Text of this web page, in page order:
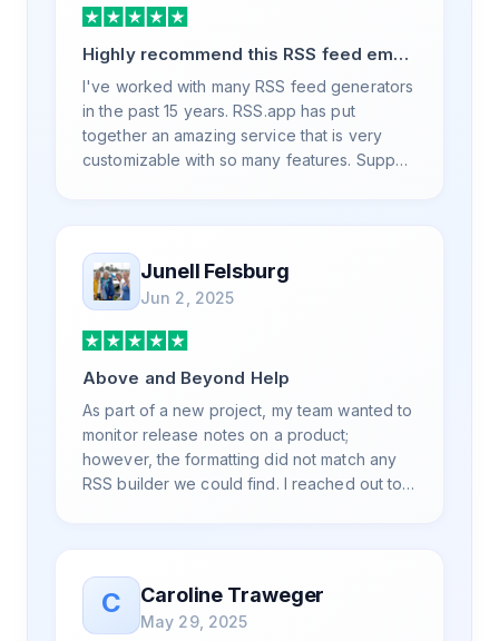
Highly recommend this RSS feed email
/ widget generator service.
I've worked with many RSS feed generators
in the past 15 years. RSS.app has put
together an amazing service that is very
customizable with so many features. Support
your RSS feed needs. Our trucking news
hub website couldn't work without it. Thank
you.
Junell Felsburg
Jun 2, 2025
Above and Beyond Help
As part of a new project, my team wanted to
monitor release notes on a product;
however, the formatting did not match any
RSS builder we could find. I reached out to
was knowledgeable, kind, and clearly
wanted to understand the issue. It has been
a few weeks, but after many revisions and
C Caroline Traweger
May 29, 2025